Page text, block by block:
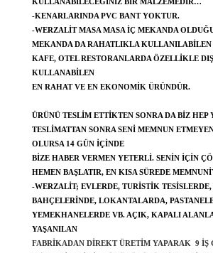
KULLANABILECEĞINIZ BIR MALZEMEDIR…
-KENARLARINDA PVC BANT YOKTUR.
-WERZALIT MASA MASA IÇ MEKANDA
MEKANDA DA RAHATLIKLA KULLANILABILEN
KAFE, OTEL RESTORANLARDA ÖZELLIKLE
KULLANABILEN
EN RAHAT VE EN EKONOMIK ÜRÜNDÜR.
ÜRÜNÜ TESLIM ETTIKTEN SONRA DA BIZ HEP
TESLIMATTAN SONRA SENI MEMNUN
OLURSA 14 GÜN IÇINDE
BIZE HABER VERMEN YETERLI. SENIN IÇIN
HEMEN BAŞLATIR, EN KISA SÜREDE
-WERZALIT; EVLERDE, TURISTIK TESISLERDE,
BAHÇELERINDE, LOKANTALARDA,
YEMEKHANELERDE VB. AÇIK, KAPALI
YAŞANILAN
FABRIKADAN DIREKT ÜRETIM YAPARAK 9 IŞ